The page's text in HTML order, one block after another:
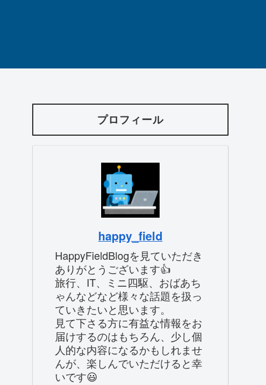
プロフィール
happy_field
HappyFieldBlogを見ていただき
ありがとうございます👍
旅行、IT、ミニ四駆、おばあち
ゃんなどなど様々な話題を扱っ
ていきたいと思います。
見て下さる方に有益な情報をお
届けするのはもちろん、少し個
人的な内容になるかもしれませ
んが、楽しんでいただけると幸
いです😃